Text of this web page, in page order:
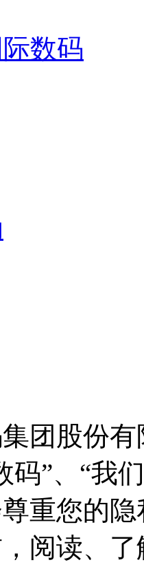
数码
团股份
”、“
会尊重您
，阅读